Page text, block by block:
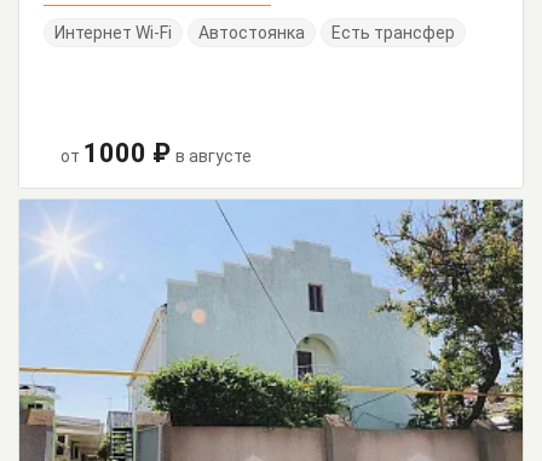
Интернет Wi-Fi Автостоянка Есть трансфер
от 1000 ₽ в августе